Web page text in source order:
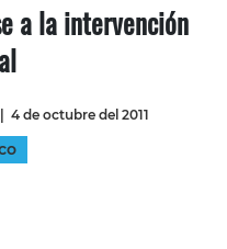
a la intervención
4 de octubre del 2011